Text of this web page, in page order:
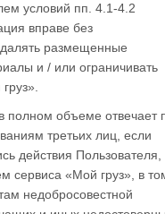
условий пп. 4.1-4.2
вправе без
размещенные
и / или ограничивать
полном объеме отвечает
третьих лиц, если
действия Пользователя,
сервиса «Мой груз», в
недобросовестной